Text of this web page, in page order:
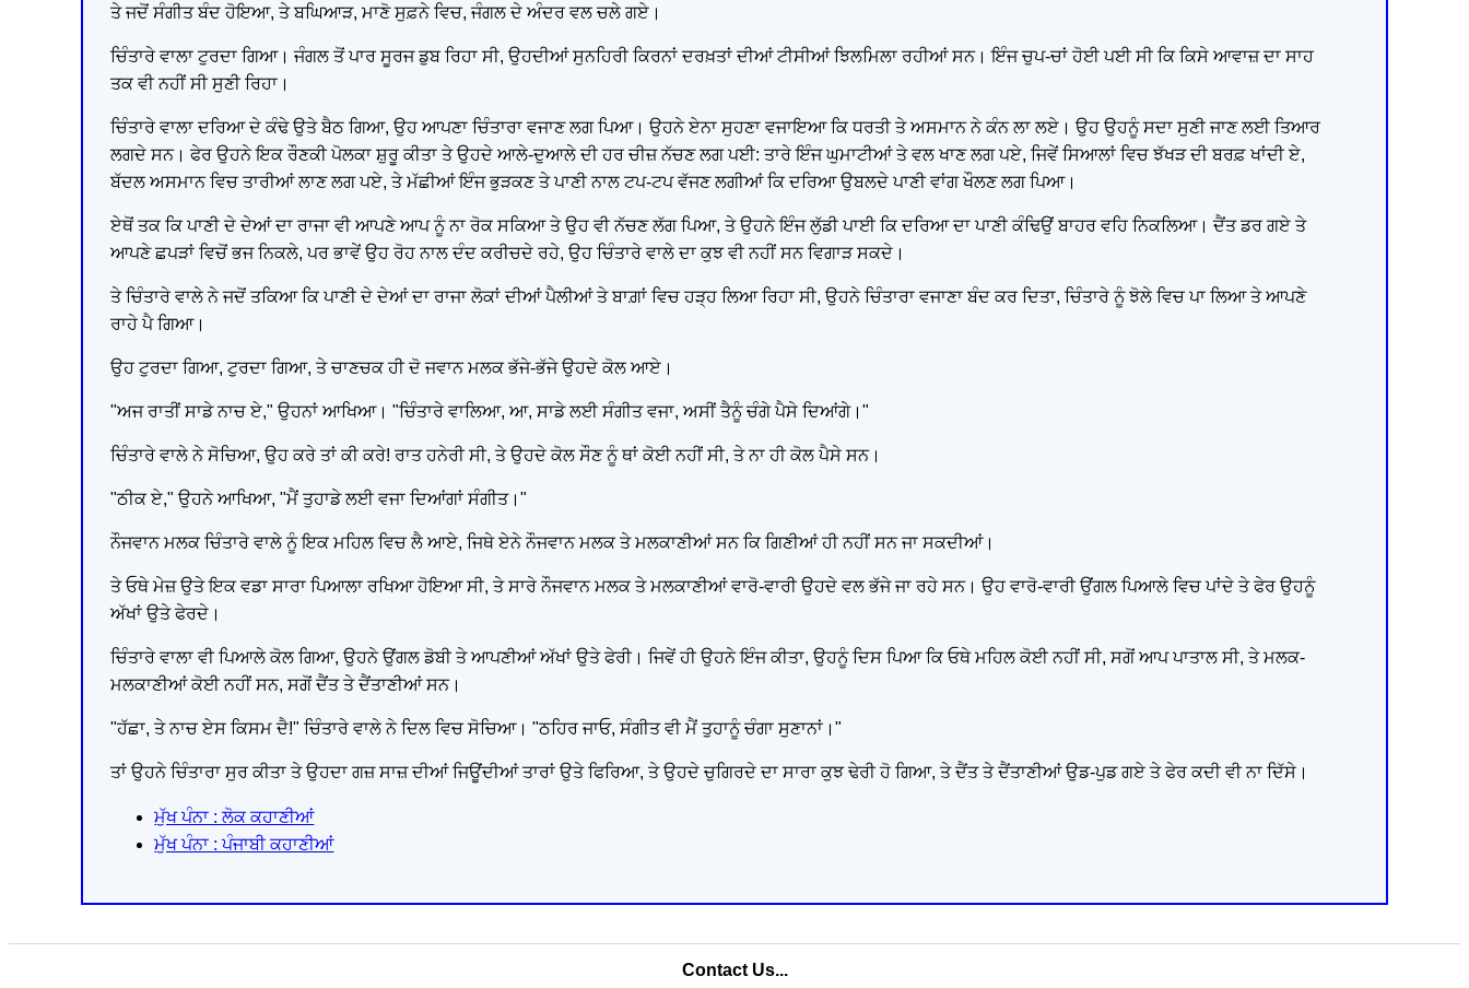
ਤੇ ਜਦੋਂ ਸੰਗੀਤ ਬੰਦ ਹੋਇਆ, ਤੇ ਬਘਿਆੜ, ਮਾਣੋ ਸੁਫ਼ਨੇ ਵਿਚ, ਜੰਗਲ ਦੇ ਅੰਦਰ ਵਲ ਚਲੇ ਗਏ।
ਚਿੰਤਾਰੇ ਵਾਲਾ ਟੁਰਦਾ ਗਿਆ। ਜੰਗਲ ਤੋਂ ਪਾਰ ਸੂਰਜ ਡੁਬ ਰਿਹਾ ਸੀ, ਉਹਦੀਆਂ ਸੁਨਹਿਰੀ ਕਿਰਨਾਂ ਦਰਖ਼ਤਾਂ ਦੀਆਂ ਟੀਸੀਆਂ ਝਿਲਮਿਲਾ ਰਹੀਆਂ ਸਨ। ਇੰਜ ਚੁਪ-ਚਾਂ ਹੋਈ ਪਈ ਸੀ ਕਿ ਕਿਸੇ ਆਵਾਜ਼ ਦਾ ਸਾਹ
ਤਕ ਵੀ ਨਹੀਂ ਸੀ ਸੁਣੀ ਰਿਹਾ।
ਚਿੰਤਾਰੇ ਵਾਲਾ ਦਰਿਆ ਦੇ ਕੰਢੇ ਉਤੇ ਬੈਠ ਗਿਆ, ਉਹ ਆਪਣਾ ਚਿੰਤਾਰਾ ਵਜਾਣ ਲਗ ਪਿਆ। ਉਹਨੇ ਏਨਾ ਸੁਹਣਾ ਵਜਾਇਆ ਕਿ ਧਰਤੀ ਤੇ ਅਸਮਾਨ ਨੇ ਕੰਨ ਲਾ ਲਏ। ਉਹ ਉਹਨੂੰ ਸਦਾ ਸੁਣੀ ਜਾਣ ਲਈ ਤਿਆਰ
ਲਗਦੇ ਸਨ। ਫੇਰ ਉਹਨੇ ਇਕ ਰੌਣਕੀ ਪੋਲਕਾ ਸ਼ੁਰੂ ਕੀਤਾ ਤੇ ਉਹਦੇ ਆਲੇ-ਦੁਆਲੇ ਦੀ ਹਰ ਚੀਜ਼ ਨੱਚਣ ਲਗ ਪਈ: ਤਾਰੇ ਇੰਜ ਘੁਮਾਟੀਆਂ ਤੇ ਵਲ ਖਾਣ ਲਗ ਪਏ, ਜਿਵੇਂ ਸਿਆਲਾਂ ਵਿਚ ਝੱਖੜ ਦੀ ਬਰਫ਼ ਖਾਂਦੀ ਏ,
ਬੱਦਲ ਅਸਮਾਨ ਵਿਚ ਤਾਰੀਆਂ ਲਾਣ ਲਗ ਪਏ, ਤੇ ਮੱਛੀਆਂ ਇੰਜ ਭੁੜਕਣ ਤੇ ਪਾਣੀ ਨਾਲ ਟਪ-ਟਪ ਵੱਜਣ ਲਗੀਆਂ ਕਿ ਦਰਿਆ ਉਬਲਦੇ ਪਾਣੀ ਵਾਂਗ ਖੌਲਣ ਲਗ ਪਿਆ।
ਏਥੋਂ ਤਕ ਕਿ ਪਾਣੀ ਦੇ ਦੇਆਂ ਦਾ ਰਾਜਾ ਵੀ ਆਪਣੇ ਆਪ ਨੂੰ ਨਾ ਰੋਕ ਸਕਿਆ ਤੇ ਉਹ ਵੀ ਨੱਚਣ ਲੱਗ ਪਿਆ, ਤੇ ਉਹਨੇ ਇੰਜ ਲੁੱਡੀ ਪਾਈ ਕਿ ਦਰਿਆ ਦਾ ਪਾਣੀ ਕੰਢਿਉਂ ਬਾਹਰ ਵਹਿ ਨਿਕਲਿਆ। ਦੈਂਤ ਡਰ ਗਏ ਤੇ
ਆਪਣੇ ਛਪੜਾਂ ਵਿਚੋਂ ਭਜ ਨਿਕਲੇ, ਪਰ ਭਾਵੇਂ ਉਹ ਰੋਹ ਨਾਲ ਦੰਦ ਕਰੀਚਦੇ ਰਹੇ, ਉਹ ਚਿੰਤਾਰੇ ਵਾਲੇ ਦਾ ਕੁਝ ਵੀ ਨਹੀਂ ਸਨ ਵਿਗਾੜ ਸਕਦੇ।
ਤੇ ਚਿੰਤਾਰੇ ਵਾਲੇ ਨੇ ਜਦੋਂ ਤਕਿਆ ਕਿ ਪਾਣੀ ਦੇ ਦੇਆਂ ਦਾ ਰਾਜਾ ਲੋਕਾਂ ਦੀਆਂ ਪੈਲੀਆਂ ਤੇ ਬਾਗ਼ਾਂ ਵਿਚ ਹੜ੍ਹ ਲਿਆ ਰਿਹਾ ਸੀ, ਉਹਨੇ ਚਿੰਤਾਰਾ ਵਜਾਣਾ ਬੰਦ ਕਰ ਦਿਤਾ, ਚਿੰਤਾਰੇ ਨੂੰ ਝੋਲੇ ਵਿਚ ਪਾ ਲਿਆ ਤੇ ਆਪਣੇ
ਰਾਹੇ ਪੈ ਗਿਆ।
ਉਹ ਟੁਰਦਾ ਗਿਆ, ਟੁਰਦਾ ਗਿਆ, ਤੇ ਚਾਣਚਕ ਹੀ ਦੋ ਜਵਾਨ ਮਲਕ ਭੱਜੇ-ਭੱਜੇ ਉਹਦੇ ਕੋਲ ਆਏ।
"ਅਜ ਰਾਤੀਂ ਸਾਡੇ ਨਾਚ ਏ," ਉਹਨਾਂ ਆਖਿਆ। "ਚਿੰਤਾਰੇ ਵਾਲਿਆ, ਆ, ਸਾਡੇ ਲਈ ਸੰਗੀਤ ਵਜਾ, ਅਸੀਂ ਤੈਨੂੰ ਚੰਗੇ ਪੈਸੇ ਦਿਆਂਗੇ।"
ਚਿੰਤਾਰੇ ਵਾਲੇ ਨੇ ਸੋਚਿਆ, ਉਹ ਕਰੇ ਤਾਂ ਕੀ ਕਰੇ! ਰਾਤ ਹਨੇਰੀ ਸੀ, ਤੇ ਉਹਦੇ ਕੋਲ ਸੌਣ ਨੂੰ ਥਾਂ ਕੋਈ ਨਹੀਂ ਸੀ, ਤੇ ਨਾ ਹੀ ਕੋਲ ਪੈਸੇ ਸਨ।
"ਠੀਕ ਏ," ਉਹਨੇ ਆਖਿਆ, "ਮੈਂ ਤੁਹਾਡੇ ਲਈ ਵਜਾ ਦਿਆਂਗਾਂ ਸੰਗੀਤ।"
ਨੌਜਵਾਨ ਮਲਕ ਚਿੰਤਾਰੇ ਵਾਲੇ ਨੂੰ ਇਕ ਮਹਿਲ ਵਿਚ ਲੈ ਆਏ, ਜਿਥੇ ਏਨੇ ਨੌਜਵਾਨ ਮਲਕ ਤੇ ਮਲਕਾਣੀਆਂ ਸਨ ਕਿ ਗਿਣੀਆਂ ਹੀ ਨਹੀਂ ਸਨ ਜਾ ਸਕਦੀਆਂ।
ਤੇ ਓਥੇ ਮੇਜ਼ ਉਤੇ ਇਕ ਵਡਾ ਸਾਰਾ ਪਿਆਲਾ ਰਖਿਆ ਹੋਇਆ ਸੀ, ਤੇ ਸਾਰੇ ਨੌਜਵਾਨ ਮਲਕ ਤੇ ਮਲਕਾਣੀਆਂ ਵਾਰੋ-ਵਾਰੀ ਉਹਦੇ ਵਲ ਭੱਜੇ ਜਾ ਰਹੇ ਸਨ। ਉਹ ਵਾਰੋ-ਵਾਰੀ ਉਂਗਲ ਪਿਆਲੇ ਵਿਚ ਪਾਂਦੇ ਤੇ ਫੇਰ ਉਹਨੂੰ
ਅੱਖਾਂ ਉਤੇ ਫੇਰਦੇ।
ਚਿੰਤਾਰੇ ਵਾਲਾ ਵੀ ਪਿਆਲੇ ਕੋਲ ਗਿਆ, ਉਹਨੇ ਉਂਗਲ ਡੋਬੀ ਤੇ ਆਪਣੀਆਂ ਅੱਖਾਂ ਉਤੇ ਫੇਰੀ। ਜਿਵੇਂ ਹੀ ਉਹਨੇ ਇੰਜ ਕੀਤਾ, ਉਹਨੂੰ ਦਿਸ ਪਿਆ ਕਿ ਓਥੇ ਮਹਿਲ ਕੋਈ ਨਹੀਂ ਸੀ, ਸਗੋਂ ਆਪ ਪਾਤਾਲ ਸੀ, ਤੇ ਮਲਕ-
ਮਲਕਾਣੀਆਂ ਕੋਈ ਨਹੀਂ ਸਨ, ਸਗੋਂ ਦੈਂਤ ਤੇ ਦੈਂਤਾਣੀਆਂ ਸਨ।
"ਹੱਛਾ, ਤੇ ਨਾਚ ਏਸ ਕਿਸਮ ਦੈ!" ਚਿੰਤਾਰੇ ਵਾਲੇ ਨੇ ਦਿਲ ਵਿਚ ਸੋਚਿਆ। "ਠਹਿਰ ਜਾਓ, ਸੰਗੀਤ ਵੀ ਮੈਂ ਤੁਹਾਨੂੰ ਚੰਗਾ ਸੁਣਾਨਾਂ।"
ਤਾਂ ਉਹਨੇ ਚਿੰਤਾਰਾ ਸੁਰ ਕੀਤਾ ਤੇ ਉਹਦਾ ਗਜ਼ ਸਾਜ਼ ਦੀਆਂ ਜਿਊਂਦੀਆਂ ਤਾਰਾਂ ਉਤੇ ਫਿਰਿਆ, ਤੇ ਉਹਦੇ ਚੁਗਿਰਦੇ ਦਾ ਸਾਰਾ ਕੁਝ ਢੇਰੀ ਹੋ ਗਿਆ, ਤੇ ਦੈਂਤ ਤੇ ਦੈਂਤਾਣੀਆਂ ਉਡ-ਪੁਡ ਗਏ ਤੇ ਫੇਰ ਕਦੀ ਵੀ ਨਾ ਦਿੱਸੇ।
ਮੁੱਖ ਪੰਨਾ : ਲੋਕ ਕਹਾਣੀਆਂ
ਮੁੱਖ ਪੰਨਾ : ਪੰਜਾਬੀ ਕਹਾਣੀਆਂ
Contact Us...